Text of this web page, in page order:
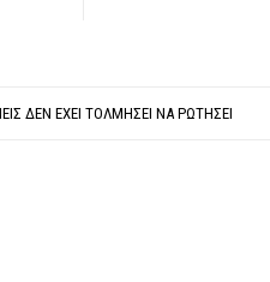
ΔΕΝ ΈΧΕΙ ΤΟΛΜΉΣΕΙ ΝΑ ΡΩΤΉΣΕΙ